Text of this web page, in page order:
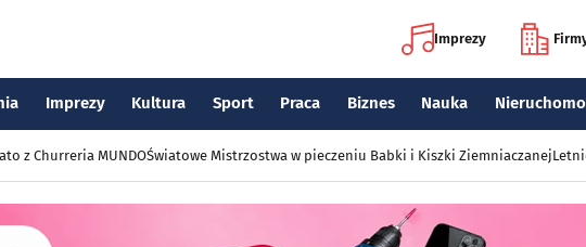
Imprezy
Imprezy Kultura Sport Praca Biznes Nauka
z Churreria MUNDOŚwiatowe Mistrzostwa w pieczeniu Babki i Kiszki Ziemniaczanej